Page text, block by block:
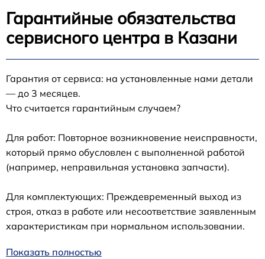
Гарантийные обязательства
сервисного центра в Казани
Гарантия от сервиса: на установленные нами детали
— до 3 месяцев.
Что считается гарантийным случаем?
Для работ: Повторное возникновение неисправности,
который прямо обусловлен с выполненной работой
(например, неправильная установка запчасти).
Для комплектующих: Преждевременный выход из
строя, отказ в работе или несоответствие заявленным
характеристикам при нормальном использовании.
Показать полностью